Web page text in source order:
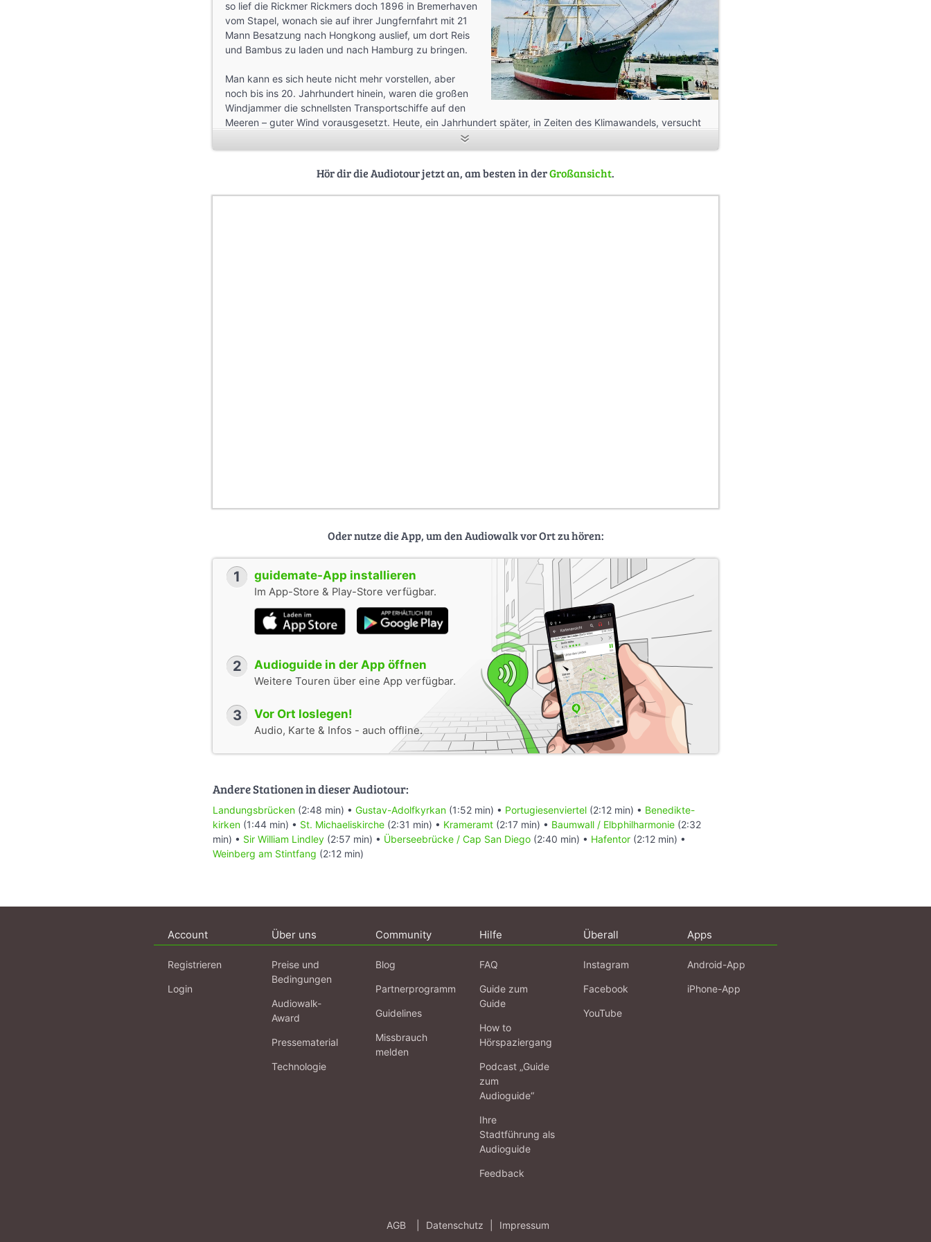
so lief die Rickmer Rickmers doch 1896 in Bremerhaven
vom Stapel, wonach sie auf ihrer Jungfernfahrt mit 21
Mann Besatzung nach Hongkong auslief, um dort Reis
und Bambus zu laden und nach Hamburg zu bringen.
Man kann es sich heute nicht mehr vorstellen, aber
noch bis ins 20. Jahrhundert hinein, waren die großen
Windjammer die schnellsten Transportschiffe auf den
Meeren – guter Wind vorausgesetzt. Heute, ein Jahrhundert später, in Zeiten des Klimawandels, versucht
man an diese Tradition wieder anzuknüpfen, um Kraftstoff zu sparen.
Weltkrieg. Das Schiff wird von den portugiesischen Seestreitkräften konfisziert und segelt fortan als
“Flores” Kriegsgüter für Großbritannien.
Hör dir die Audiotour jetzt an, am besten in derGroßansicht.
Oder nutze die App, um den Audiowalk vor Ort zu hören:
1 guidemate-App installieren
Im App-Store & Play-Store verfügbar.
2 Audioguide in der App öffnen
Weitere Touren über eine App verfügbar.
3 Vor Ort loslegen!
Audio, Karte & Infos - auch offline.
Andere Stationen in dieser Audiotour:
Landungsbrücken (2:48 min) • Gustav-Adolfkyrkan (1:52 min) • Portugiesenviertel (2:12 min) • Benedikte-
kirken (1:44 min) • St. Michaeliskirche (2:31 min) • Krameramt (2:17 min) • Baumwall / Elbphilharmonie (2:32
min) • Sir William Lindley (2:57 min) • Überseebrücke / Cap San Diego (2:40 min) • Hafentor (2:12 min) •
Weinberg am Stintfang (2:12 min)
Account
Registrieren
Login
Über uns
Preise und
Bedingungen
Audiowalk-
Award
Pressematerial
Technologie
Community
Blog
Partnerprogramm
Guidelines
Missbrauch
melden
Hilfe
FAQ
Guide zum
Guide
How to
Hörspaziergang
Podcast „Guide
zum
Audioguide“
Ihre
Stadtführung als
Audioguide
Feedback
Überall
Instagram
Facebook
YouTube
Apps
Android-App
iPhone-App
AGB Datenschutz Impressum